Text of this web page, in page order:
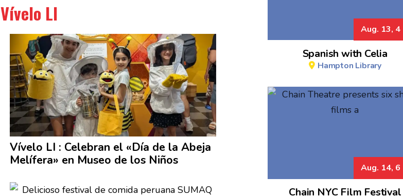
Vívelo LI
Vívelo LI : Celebran el «Día de la Abeja
Melífera» en Museo de los Niños
Aug. 13, 4
Spanish with Celia
Hampton Library
Aug. 14, 6
Chain NYC Film Festival